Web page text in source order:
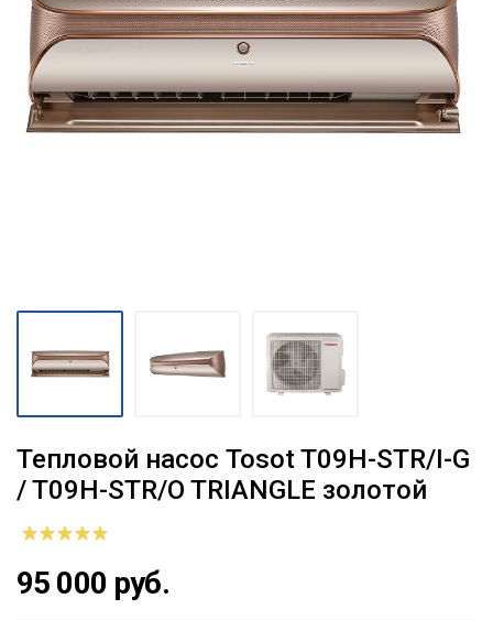
Тепловой насос Tosot T09H-STR/I-G
/ T09H-STR/O TRIANGLE золотой
95 000 руб.